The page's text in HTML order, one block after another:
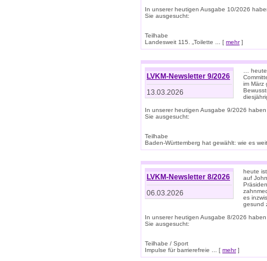
In unserer heutigen Ausgabe 10/2026
Sie ausgesucht:
Teilhabe
Landesweit 115. „Toilette ... [ mehr]
LVKM-Newsletter 9/2026
13.03.2026
…
im März
In unserer heutigen Ausgabe 9/2026
Sie ausgesucht:
Teilhabe
Baden-Württemberg hat gewählt: wie es
LVKM-Newsletter 8/2026
06.03.2026
heute
auf
es
gesund
In unserer heutigen Ausgabe 8/2026
Sie ausgesucht:
Teilhabe / Sport
Impulse für barrierefreie ... [ mehr]